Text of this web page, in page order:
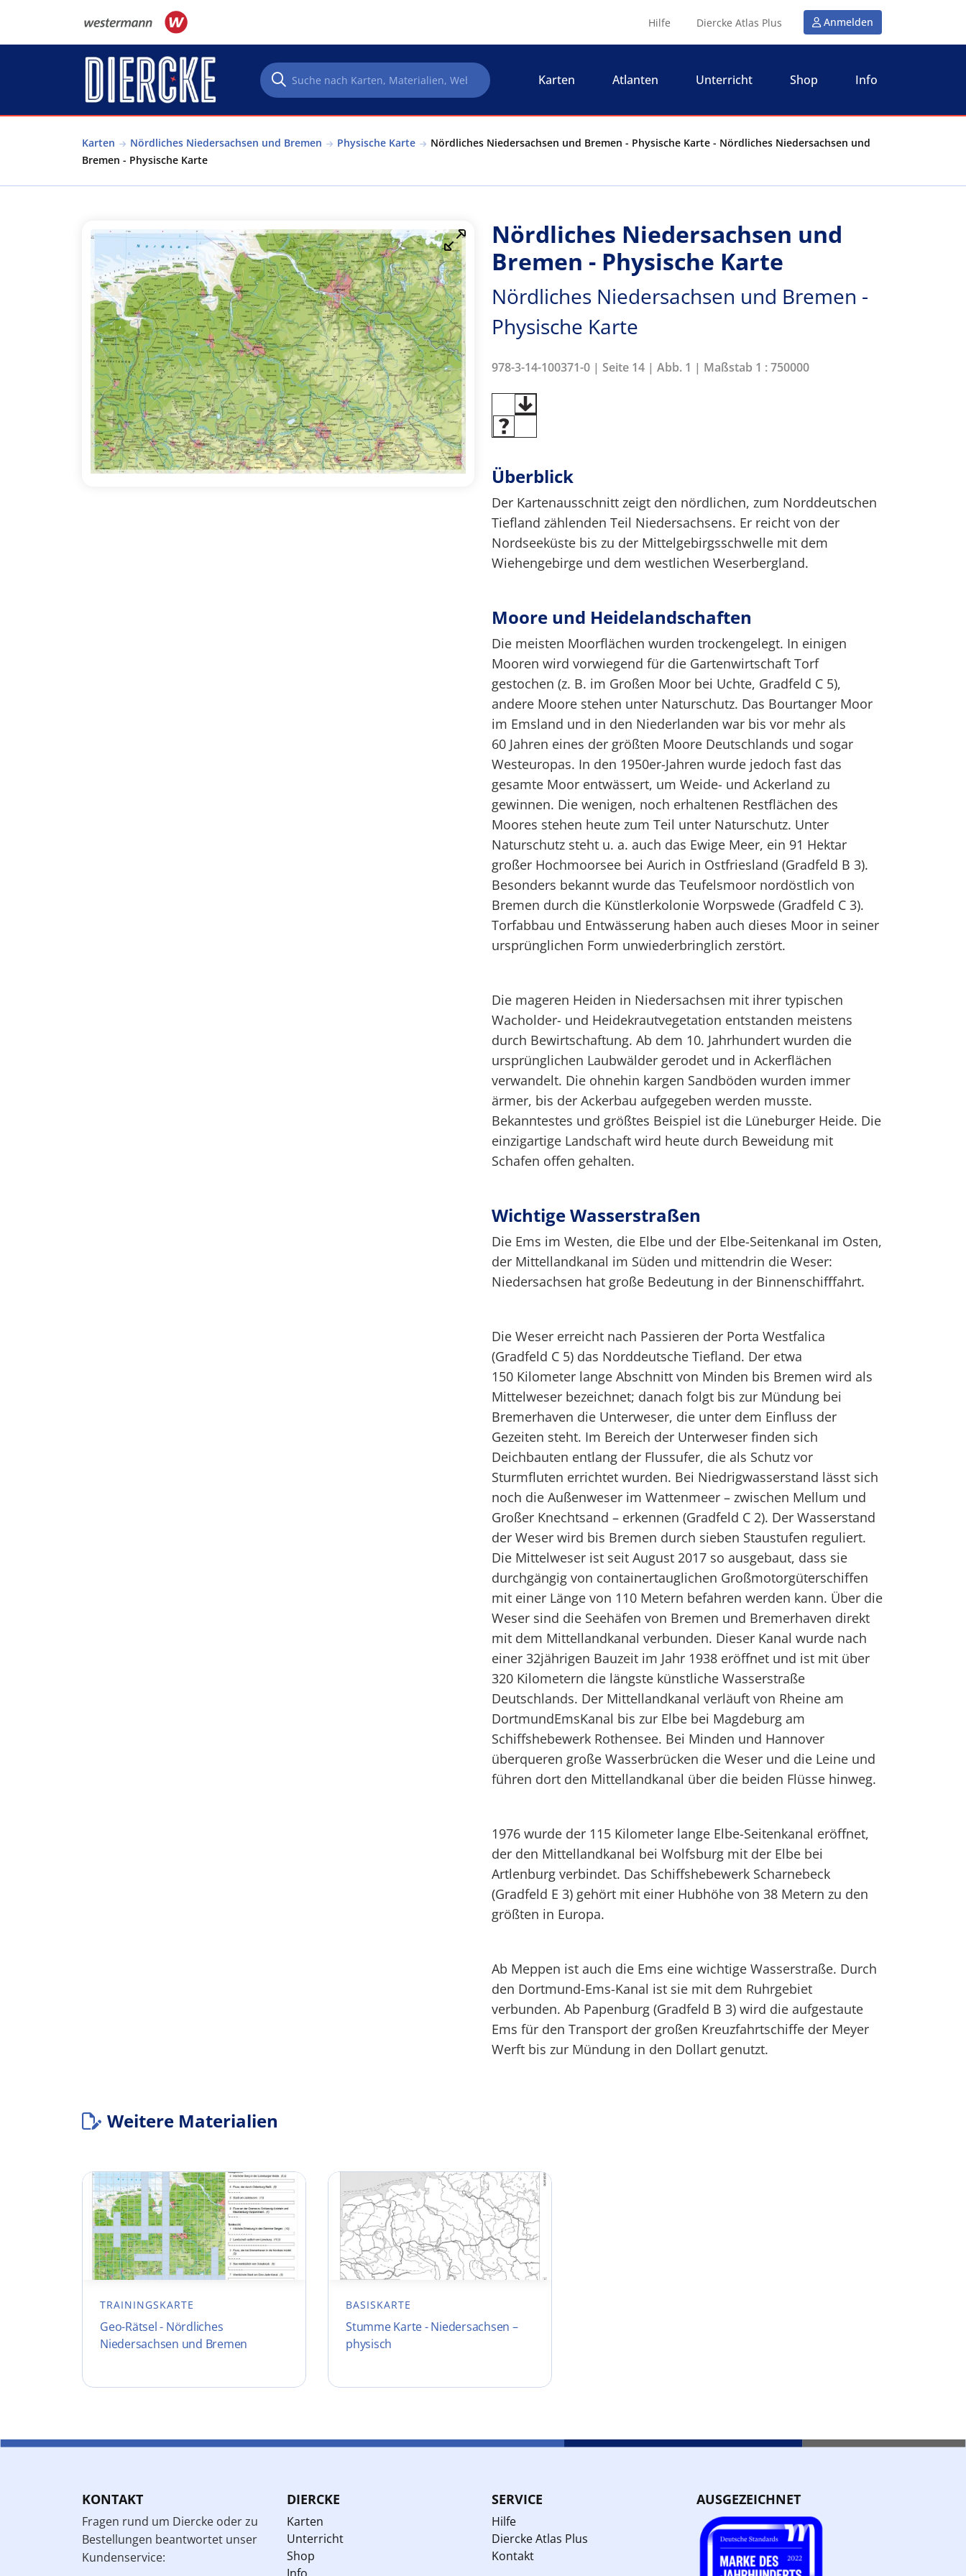
Hilfe Diercke Atlas Plus Anmelden
Karten Atlanten Unterricht Shop Info
Karten Nördliches Niedersachsen und Bremen Physische Karte
Nördliches Niedersachsen und Bremen - Physische Karte - Nördliches Niedersachsen und
Bremen - Physische Karte
Nördliches Niedersachsen und
Bremen - Physische Karte
Nördliches Niedersachsen und Bremen -
Physische Karte
978-3-14-100371-0 | Seite 14 | Abb. 1 | Maßstab 1 : 750000
Überblick
Der Kartenausschnitt zeigt den nördlichen, zum Norddeutschen
Tiefland zählenden Teil Niedersachsens. Er reicht von der
Nordseeküste bis zu der Mittelgebirgsschwelle mit dem
Wiehengebirge und dem westlichen Weserbergland.
Moore und Heidelandschaften
Die meisten Moorflächen wurden trockengelegt. In einigen
Mooren wird vorwiegend für die Gartenwirtschaft Torf
gestochen (z. B. im Großen Moor bei Uchte, Gradfeld C 5),
andere Moore stehen unter Naturschutz. Das Bourtanger Moor
im Emsland und in den Niederlanden war bis vor mehr als
60 Jahren eines der größten Moore Deutschlands und sogar
Westeuropas. In den 1950er-Jahren wurde jedoch fast das
gesamte Moor entwässert, um Weide- und Ackerland zu
gewinnen. Die wenigen, noch erhaltenen Restflächen des
Moores stehen heute zum Teil unter Naturschutz. Unter
Naturschutz steht u. a. auch das Ewige Meer, ein 91 Hektar
großer Hochmoorsee bei Aurich in Ostfriesland (Gradfeld B 3).
Besonders bekannt wurde das Teufelsmoor nordöstlich von
Bremen durch die Künstlerkolonie Worpswede (Gradfeld C 3).
Torfabbau und Entwässerung haben auch dieses Moor in seiner
ursprünglichen Form unwiederbringlich zerstört.
Die mageren Heiden in Niedersachsen mit ihrer typischen
Wacholder- und Heidekrautvegetation entstanden meistens
durch Bewirtschaftung. Ab dem 10. Jahrhundert wurden die
ursprünglichen Laubwälder gerodet und in Ackerflächen
verwandelt. Die ohnehin kargen Sandböden wurden immer
ärmer, bis der Ackerbau aufgegeben werden musste.
Bekanntestes und größtes Beispiel ist die Lüneburger Heide. Die
einzigartige Landschaft wird heute durch Beweidung mit
Schafen offen gehalten.
Wichtige Wasserstraßen
Die Ems im Westen, die Elbe und der Elbe-Seitenkanal im Osten,
der Mittellandkanal im Süden und mittendrin die Weser:
Niedersachsen hat große Bedeutung in der Binnenschifffahrt.
Die Weser erreicht nach Passieren der Porta Westfalica
(Gradfeld C 5) das Norddeutsche Tiefland. Der etwa
150 Kilometer lange Abschnitt von Minden bis Bremen wird als
Mittelweser bezeichnet; danach folgt bis zur Mündung bei
Bremerhaven die Unterweser, die unter dem Einfluss der
Gezeiten steht. Im Bereich der Unterweser finden sich
Deichbauten entlang der Flussufer, die als Schutz vor
Sturmfluten errichtet wurden. Bei Niedrigwasserstand lässt sich
noch die Außenweser im Wattenmeer – zwischen Mellum und
Großer Knechtsand – erkennen (Gradfeld C 2). Der Wasserstand
der Weser wird bis Bremen durch sieben Staustufen reguliert.
Die Mittelweser ist seit August 2017 so ausgebaut, dass sie
durchgängig von containertauglichen Großmotorgüterschiffen
mit einer Länge von 110 Metern befahren werden kann. Über die
Weser sind die Seehäfen von Bremen und Bremerhaven direkt
mit dem Mittellandkanal verbunden. Dieser Kanal wurde nach
einer 32jährigen Bauzeit im Jahr 1938 eröffnet und ist mit über
320 Kilometern die längste künstliche Wasserstraße
Deutschlands. Der Mittellandkanal verläuft von Rheine am
DortmundEmsKanal bis zur Elbe bei Magdeburg am
Schiffshebewerk Rothensee. Bei Minden und Hannover
überqueren große Wasserbrücken die Weser und die Leine und
führen dort den Mittellandkanal über die beiden Flüsse hinweg.
1976 wurde der 115 Kilometer lange Elbe-Seitenkanal eröffnet,
der den Mittellandkanal bei Wolfsburg mit der Elbe bei
Artlenburg verbindet. Das Schiffshebewerk Scharnebeck
(Gradfeld E 3) gehört mit einer Hubhöhe von 38 Metern zu den
größten in Europa.
Ab Meppen ist auch die Ems eine wichtige Wasserstraße. Durch
den Dortmund-Ems-Kanal ist sie mit dem Ruhrgebiet
verbunden. Ab Papenburg (Gradfeld B 3) wird die aufgestaute
Ems für den Transport der großen Kreuzfahrtschiffe der Meyer
Werft bis zur Mündung in den Dollart genutzt.
Weitere Materialien
TRAININGSKARTE
Geo-Rätsel - Nördliches
Niedersachsen und Bremen
BASISKARTE
Stumme Karte - Niedersachsen –
physisch
KONTAKT
Fragen rund um Diercke oder zu
Bestellungen beantwortet unser
Kundenservice:
DIERCKE
Karten
Unterricht
Shop
SERVICE
Hilfe
Diercke Atlas Plus
Kontakt
AUSGEZEICHNET